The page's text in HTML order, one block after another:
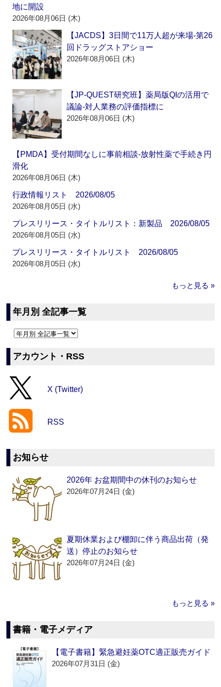
地に開設
2026年08月06日 (木)
【JACDS】3日間で11万人超が来場‐第26
回ドラッグストアショー
2026年08月06日 (木)
【JP-QUEST研究班】薬局版QIの活用で
議論‐対人業務の評価指標に
2026年08月06日 (木)
【PMDA】受付期間なしに事前相談‐放射性薬で手続き円
滑化
2026年08月06日 (木)
行政情報リスト 2026/08/05
2026年08月05日 (水)
プレスリリース・タイトルリスト：新製品 2026/08/05
2026年08月05日 (水)
プレスリリース・タイトルリスト 2026/08/05
2026年08月05日 (水)
もっと見る »
年月別 全記事一覧
アカウント・RSS
X (Twitter)
RSS
お知らせ
2026年 お盆期間中の休刊のお知らせ
2026年07月24日 (金)
夏期休業および棚卸に伴う商品出荷（発
送）停止のお知らせ
2026年07月24日 (金)
もっと見る »
書籍・電子メディア
【電子書籍】緊急避妊薬OTC適正販売ガイド
2026年07月31日 (金)